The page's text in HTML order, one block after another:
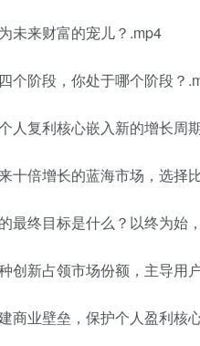
未来财富的宠儿？.mp4
个阶段，你处于哪个阶段？
人复利核心嵌入新的增长周
十倍增长的蓝海市场，选择
最终目标是什么？以终为始
创新占领市场份额，主导用
商业壁垒，保护个人盈利核